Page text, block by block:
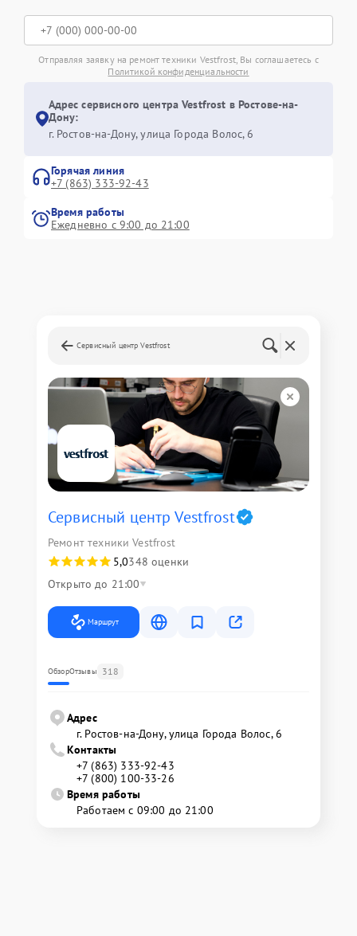
Отправляя заявку на ремонт техники Vestfrost, Вы соглашаетесь с
Политикой конфиденциальности
Адрес сервисного центра Vestfrost в Ростове-на-
Дону:
г. Ростов-на-Дону, улица Города Волос, 6
Горячая линия
+7 (863) 333-92-43
Время работы
Ежедневно с 9:00 до 21:00
Сервисный центр Vestfrost
Сервисный центр Vestfrost
Ремонт техники Vestfrost
5,0348 оценки
Открыто до 21:00
Маршрут
ОбзорОтзывы 318
Адрес
г. Ростов-на-Дону, улица Города Волос, 6
Контакты
+7 (863) 333-92-43
+7 (800) 100-33-26
Время работы
Работаем с 09:00 до 21:00